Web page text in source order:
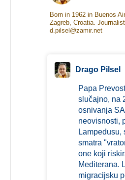
Born in 1962 in Buenos
Zagreb, Croatia.
d.pilsel@zamir.net
Drago Pilsel
Papa
slučajno, na
osnivanja
neovisnosti,
Lampedusu,
smatra
one koji
Mediterana.
migracijsku